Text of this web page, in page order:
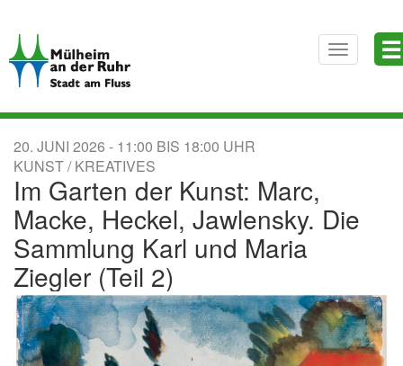
zum
Inhalt
Toggle
navigation
☰
20. JUNI 2026 11:00 BIS 18:00
KUNST / KREATIVES
Im Garten der Kunst: Marc,
Macke, Heckel, Jawlensky. Die
Sammlung Karl und Maria
Ziegler (Teil 2)